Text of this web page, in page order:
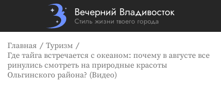
Вечерний Владивосток
Стиль жизни твоего города
Главная
Туризм
Где тайга встречается с океаном: почему в августе все
ринулись смотреть на природные красоты
Ольгинского района? (Видео)